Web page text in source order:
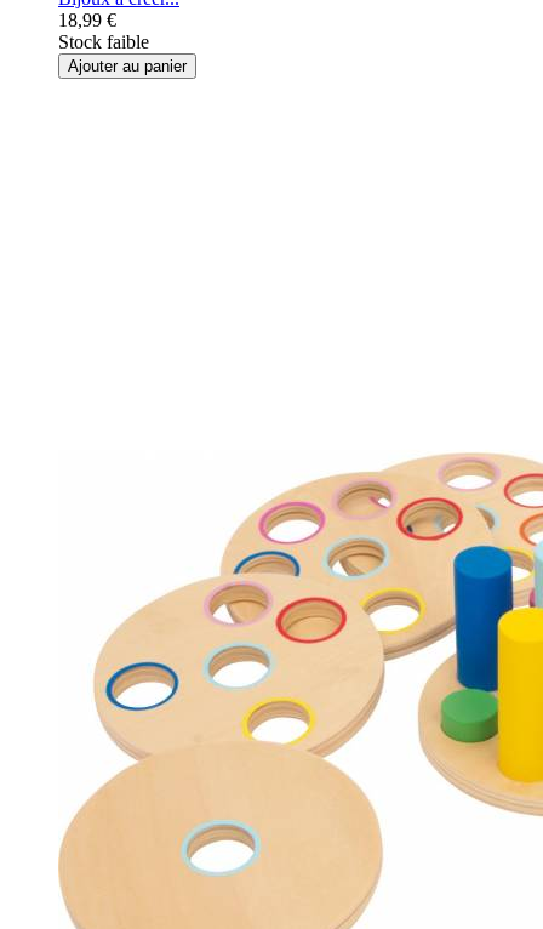
18,99 €
Stock faible
Ajouter au panier